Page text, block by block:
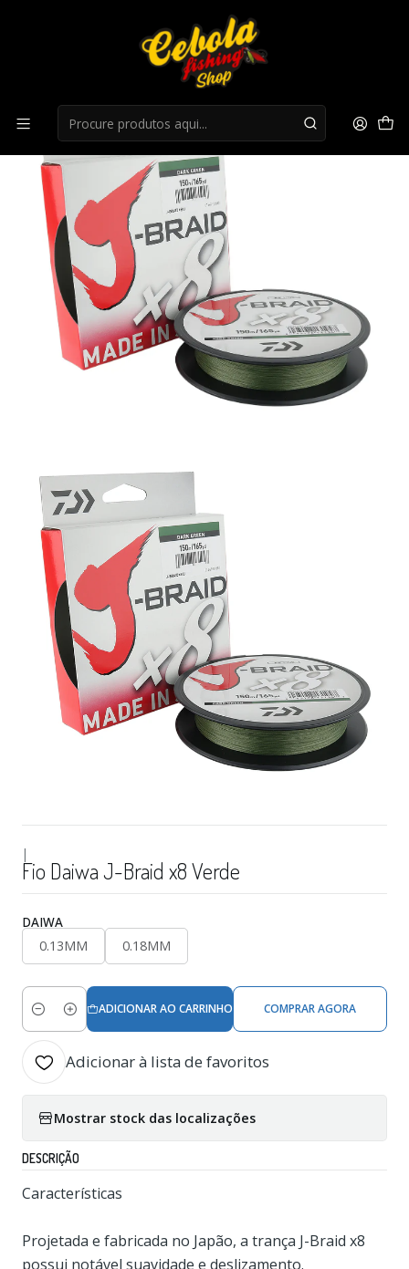
Fio Daiwa J-Braid x8 Verde
|
Fio Daiwa J-Braid x8 Verde
DAIWA
0.13MM
0.18MM
Quantidade
ADICIONAR AO CARRINHO COMPRAR AGORA
Adicionar à lista de favoritos
Mostrar stock das localizações
DESCRIÇÃO
Características
Projetada e fabricada no Japão, a trança J-Braid x8
possui notável suavidade e deslizamento.